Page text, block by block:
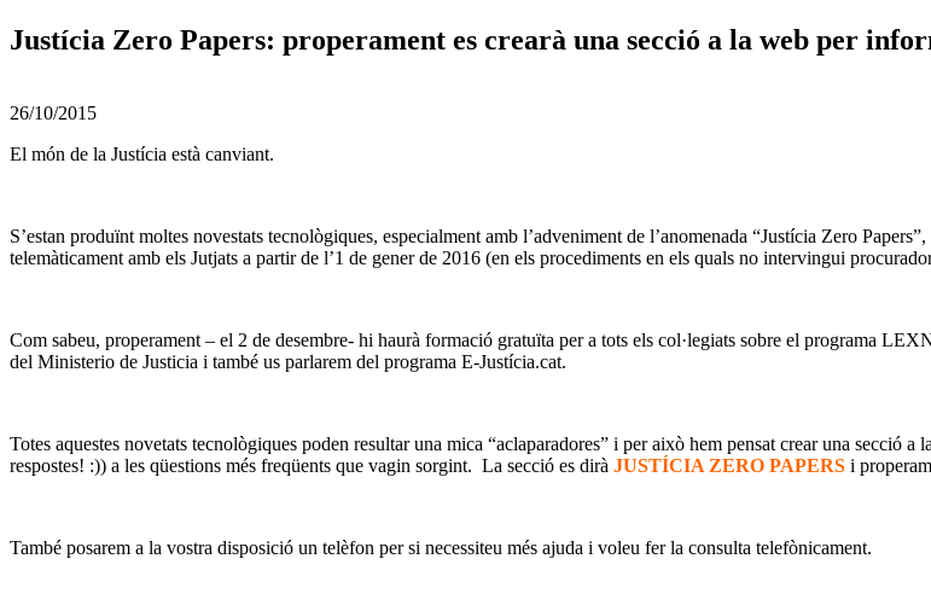
Justícia Zero Papers: properament es crearà una secció a la web per
26/10/2015
El món de la Justícia està canviant.
S’estan produïnt moltes novestats tecnològiques, especialment amb l’adveniment de l’anomenada “Justícia Zero
telemàticament amb els Jutjats a partir de l’1 de gener de 2016 (en els procediments en els quals no intervingui
Com sabeu, properament – el 2 de desembre- hi haurà formació gratuïta per a tots els col·legiats sobre el programa
del Ministerio de Justicia i també us parlarem del programa E-Justícia.cat.
Totes aquestes novetats tecnològiques poden resultar una mica “aclaparadores” i per això hem pensat crear una secció
respostes! :)) a les qüestions més freqüents que vagin sorgint. La secció es dirà JUSTÍCIA ZERO PAPERS i
També posarem a la vostra disposició un telèfon per si necessiteu més ajuda i voleu fer la consulta telefònicament.